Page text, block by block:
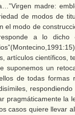
madre:
de modos de
el modo de
a lo dicho
artículos científicos,
suponemos un
de todas formas
pragmáticamente la
casos quiere llevar